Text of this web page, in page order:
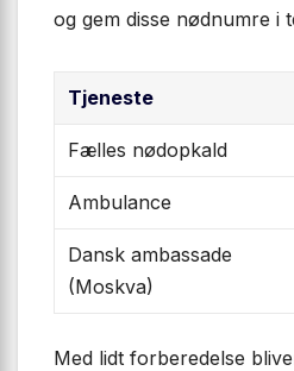
og gem disse nødnumre i
Tjeneste
Fælles nødopkald
Ambulance
Dansk ambassade
(Moskva)
Med lidt forberedelse